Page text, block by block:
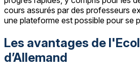
cours assurés par des professeurs
une plateforme est possible pour se
Les avantages de
d’Allemand